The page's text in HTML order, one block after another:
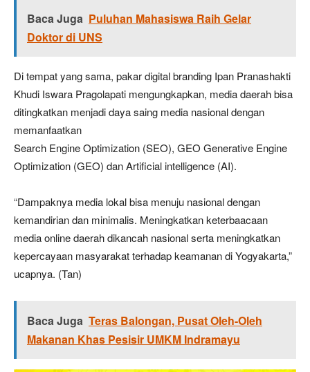
Baca Juga Puluhan Mahasiswa Raih Gelar
Doktor di UNS
Di tempat yang sama, pakar digital branding Ipan Pranashakti
Khudi Iswara Pragolapati mengungkapkan, media daerah bisa
ditingkatkan menjadi daya saing media nasional dengan
memanfaatkan
Search Engine Optimization (SEO), GEO Generative Engine
Optimization (GEO) dan Artificial intelligence (AI).
“Dampaknya media lokal bisa menuju nasional dengan
kemandirian dan minimalis. Meningkatkan keterbaacaan
media online daerah dikancah nasional serta meningkatkan
kepercayaan masyarakat terhadap keamanan di Yogyakarta,”
ucapnya. (Tan)
Baca Juga Teras Balongan, Pusat Oleh-Oleh
Makanan Khas Pesisir UMKM Indramayu